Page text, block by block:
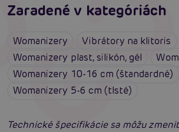
Zaradené v kategóriách
Womanizery
Vibrátory na klitoris
Womanizery plast, silikón, gél
Womanizery 10-16 cm (štandardné)
Womanizery 5-6 cm (tlsté)
Technické špecifikácie sa môžu